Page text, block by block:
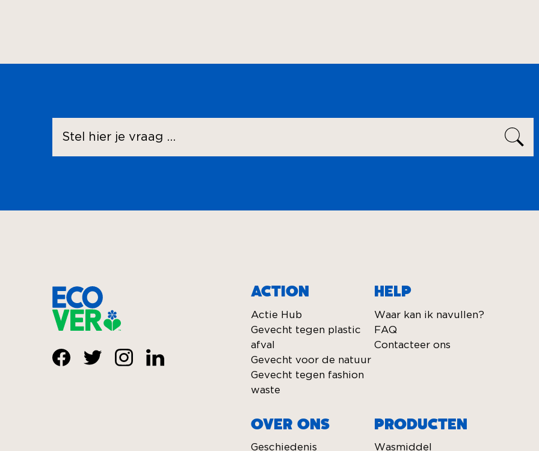
VisitVisitVisitVisit
ACTION
Actie Hub
Gevecht tegen plastic
afval
Gevecht voor de natuur
Gevecht tegen fashion
waste
HELP
Waar kan ik navullen?
FAQ
Contacteer ons
OVER ONS
Geschiedenis
PRODUCTEN
Wasmiddel